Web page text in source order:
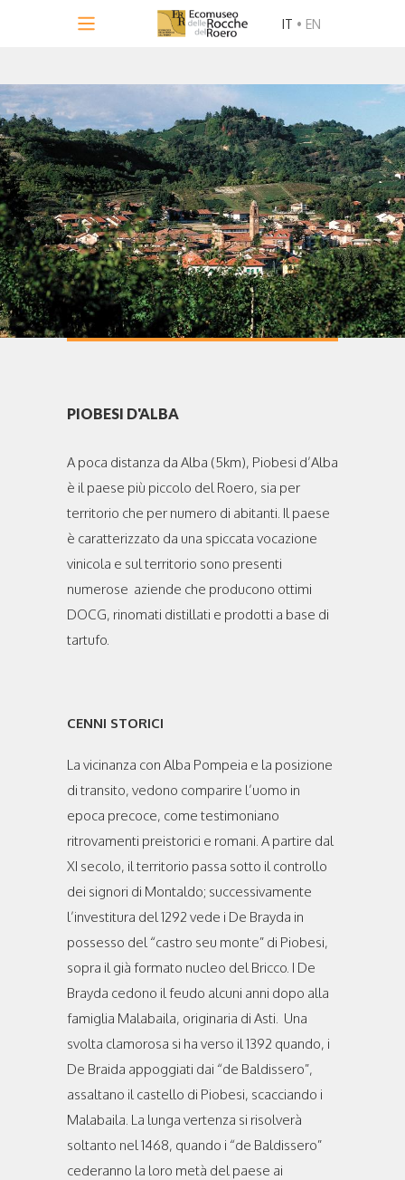
IT • EN
PIOBESI D'ALBA
A poca distanza da Alba (5km), Piobesi d’Alba
è il paese più piccolo del Roero, sia per
territorio che per numero di abitanti. Il paese
è caratterizzato da una spiccata vocazione
vinicola e sul territorio sono presenti
numerose aziende che producono ottimi
DOCG, rinomati distillati e prodotti a base di
tartufo.
CENNI STORICI
La vicinanza con Alba Pompeia e la posizione
di transito, vedono comparire l’uomo in
epoca precoce, come testimoniano
ritrovamenti preistorici e romani. A partire dal
XI secolo, il territorio passa sotto il controllo
dei signori di Montaldo; successivamente
l’investitura del 1292 vede i De Brayda in
possesso del “castro seu monte” di Piobesi,
sopra il già formato nucleo del Bricco. I De
Brayda cedono il feudo alcuni anni dopo alla
famiglia Malabaila, originaria di Asti. Una
svolta clamorosa si ha verso il 1392 quando, i
De Braida appoggiati dai “de Baldissero”,
assaltano il castello di Piobesi, scacciando i
Malabaila. La lunga vertenza si risolverà
soltanto nel 1468, quando i “de Baldissero”
cederanno la loro metà del paese ai